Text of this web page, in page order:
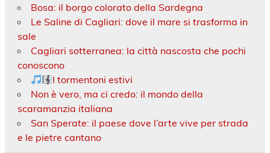
Bosa: il borgo colorato della Sardegna
Le Saline di Cagliari: dove il mare si trasforma in
sale
Cagliari sotterranea: la città nascosta che pochi
conoscono
I tormentoni estivi
Non è vero, ma ci credo: il mondo della
scaramanzia italiana
San Sperate: il paese dove l’arte vive per strada
e le pietre cantano